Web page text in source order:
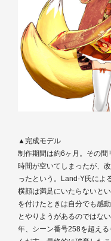
▲完成モデル
制作期間は約6ヶ月。その間
時間が空いてしまったが、
ったという。Land-Y氏によ
横顔は満足にいたらないと
を付けたときは自分でも感
とやりようがあるのではな
年、シーン番号258を超え